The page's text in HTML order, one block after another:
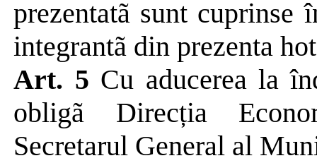
prezentatã sunt cuprinse
integrantã din prezenta
Art. 5 Cu aducerea la
obligã Direcția
Secretarul General al